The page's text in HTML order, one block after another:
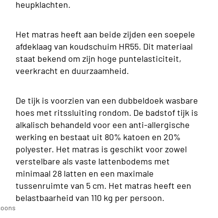
heupklachten.
Het matras heeft aan beide zijden een soepele
afdeklaag van koudschuim HR55. Dit materiaal
staat bekend om zijn hoge puntelasticiteit,
veerkracht en duurzaamheid.
De tijk is voorzien van een dubbeldoek wasbare
hoes met ritssluiting rondom. De badstof tijk is
alkalisch behandeld voor een anti-allergische
werking en bestaat uit 80% katoen en 20%
polyester. Het matras is geschikt voor zowel
verstelbare als vaste lattenbodems met
minimaal 28 latten en een maximale
tussenruimte van 5 cm. Het matras heeft een
belastbaarheid van 110 kg per persoon.